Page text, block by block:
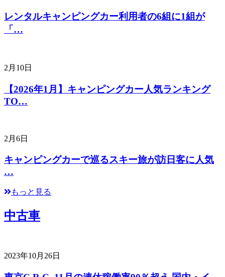
レンタルキャンピングカー利用者の6組に1組が
「…
2月10日
【2026年1月】キャンピングカー人気ランキング
TO…
2月6日
キャンピングカーで巡るスキー旅が訪日客に人気
…
もっと見る
中古車
2023年10月26日